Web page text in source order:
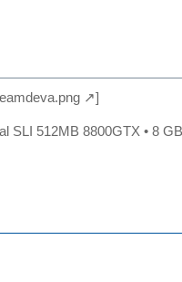
]
SLI 512MB 8800GTX • 8